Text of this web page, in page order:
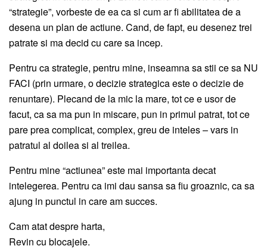
“strategie”, vorbeste de ea ca si cum ar fi abilitatea de a
desena un plan de actiune. Cand, de fapt, eu desenez trei
patrate si ma decid cu care sa incep.
Pentru ca strategie, pentru mine, inseamna sa stii ce sa NU
FACI (prin urmare, o decizie strategica este o decizie de
renuntare). Plecand de la mic la mare, tot ce e usor de
facut, ca sa ma pun in miscare, pun in primul patrat, tot ce
pare prea complicat, complex, greu de inteles – vars in
patratul al doilea si al treilea.
Pentru mine “actiunea” este mai importanta decat
intelegerea. Pentru ca imi dau sansa sa fiu groaznic, ca sa
ajung in punctul in care am succes.
Cam atat despre harta,
Revin cu blocajele.